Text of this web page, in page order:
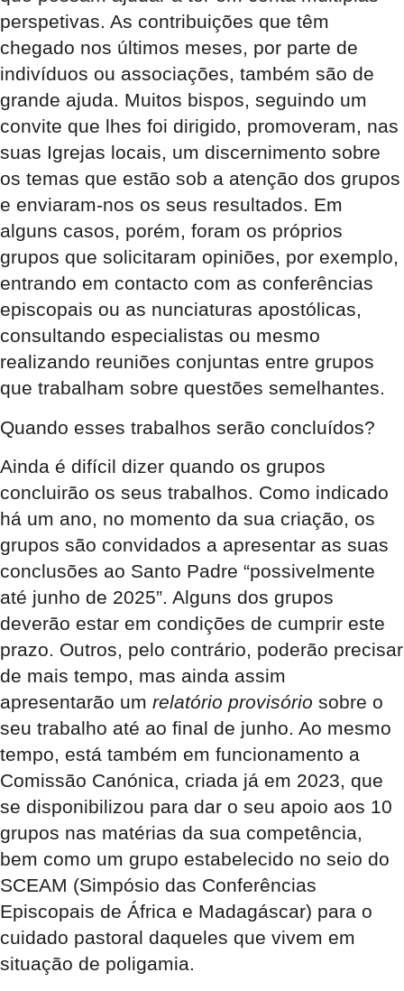
perspetivas. As contribuições que têm
chegado nos últimos meses, por parte de
indivíduos ou associações, também são de
grande ajuda. Muitos bispos, seguindo um
convite que lhes foi dirigido, promoveram, nas
suas Igrejas locais, um discernimento sobre
os temas que estão sob a atenção dos grupos
e enviaram-nos os seus resultados. Em
alguns casos, porém, foram os próprios
grupos que solicitaram opiniões, por exemplo,
entrando em contacto com as conferências
episcopais ou as nunciaturas apostólicas,
consultando especialistas ou mesmo
realizando reuniões conjuntas entre grupos
que trabalham sobre questões semelhantes.
Quando esses trabalhos serão concluídos?
Ainda é difícil dizer quando os grupos
concluirão os seus trabalhos. Como indicado
há um ano, no momento da sua criação, os
grupos são convidados a apresentar as suas
conclusões ao Santo Padre “possivelmente
até junho de 2025”. Alguns dos grupos
deverão estar em condições de cumprir este
prazo. Outros, pelo contrário, poderão precisar
de mais tempo, mas ainda assim
apresentarão um relatório provisório sobre o
seu trabalho até ao final de junho. Ao mesmo
tempo, está também em funcionamento a
Comissão Canónica, criada já em 2023, que
se disponibilizou para dar o seu apoio aos 10
grupos nas matérias da sua competência,
bem como um grupo estabelecido no seio do
SCEAM (Simpósio das Conferências
Episcopais de África e Madagáscar) para o
cuidado pastoral daqueles que vivem em
situação de poligamia.